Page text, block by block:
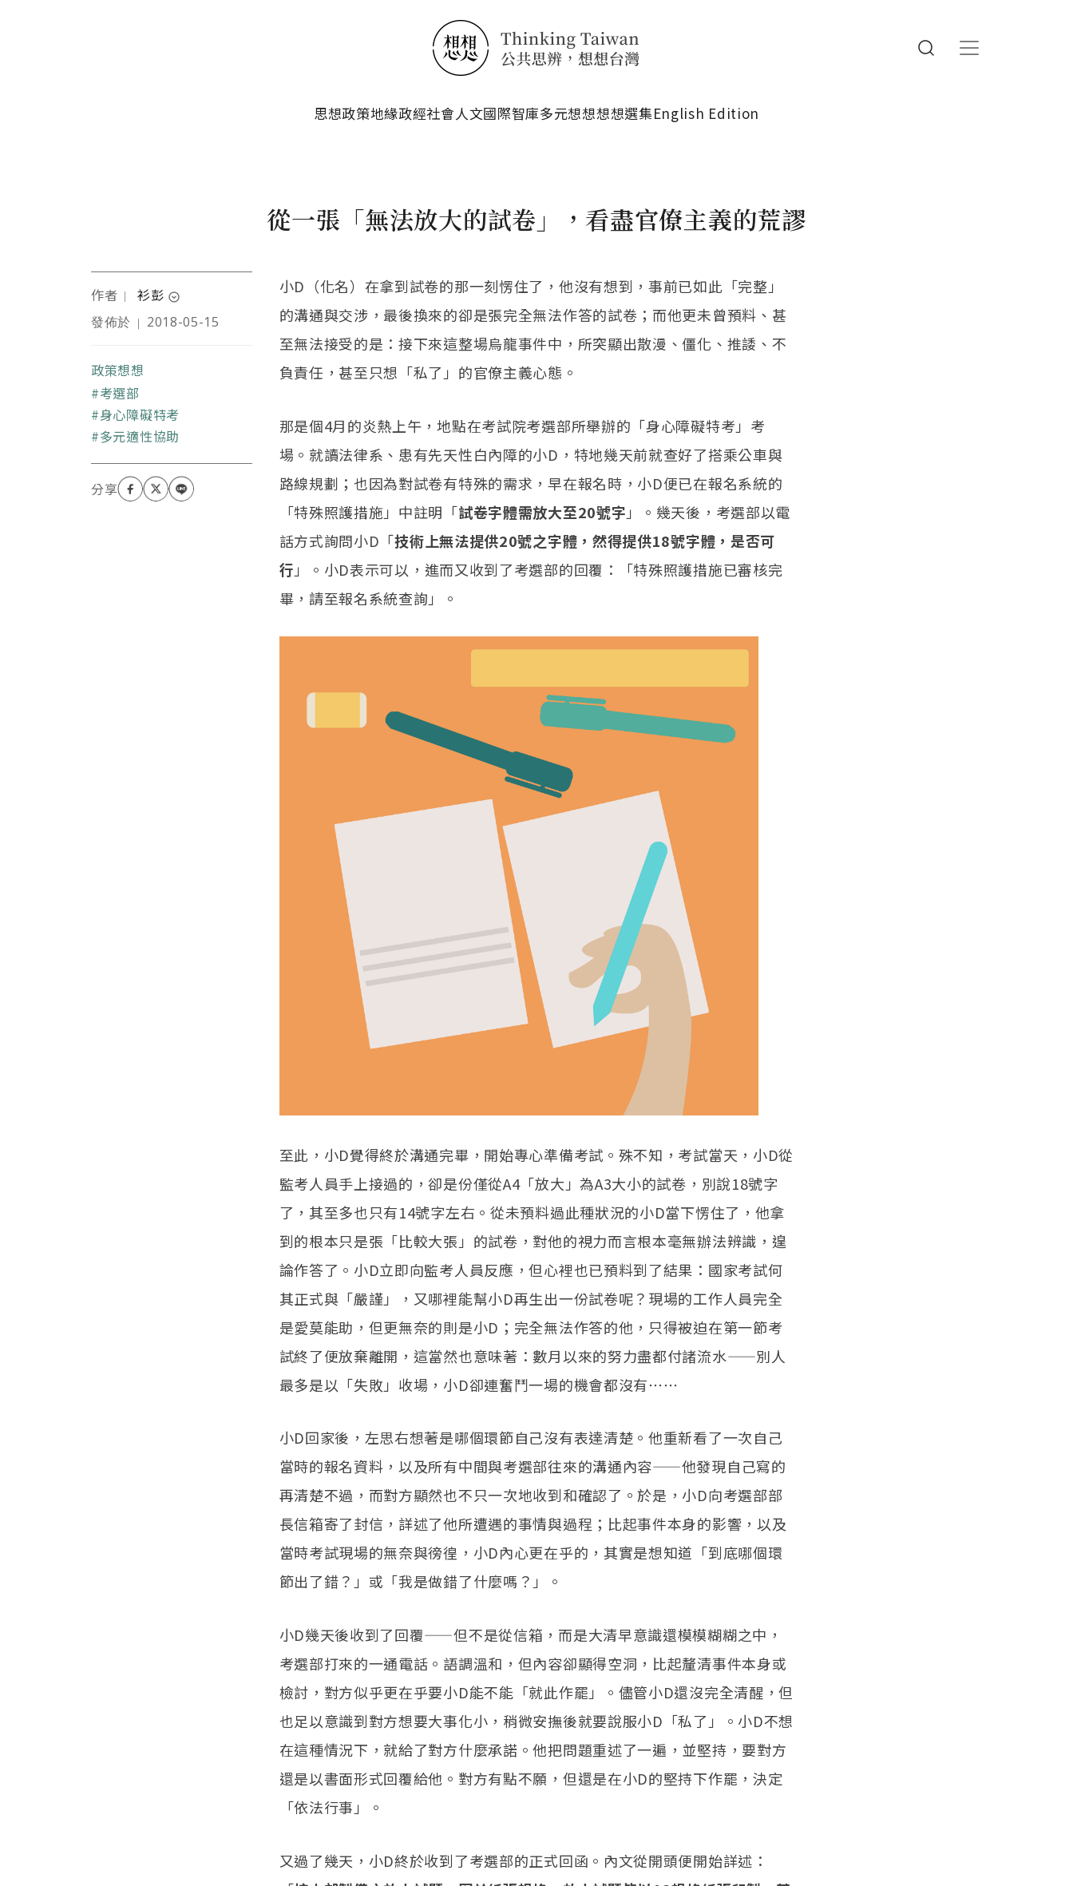
思想政策地緣政經社會人文國際智庫多元想想想想選集English Edition
從一張「無法放大的試卷」，看盡官僚主義的荒謬
作者 ｜ 衫彭 expand_circle_down
八年級生的崩世代、總被
座。不確定「哪裡人」的
定義是什麼，因此不確定
自己是哪裡人。在離島念
大學，然後返回首都讀研
究所。對書本與可樂成
寫小說的毅力進度遠勝寫
論文。在智庫擔任研究人
發佈於 ｜ 2018-05-15
政策想想
關鍵字
考選部
身心障礙特考
多元適性協助
小D（化名）在拿到試卷的那一刻愣住了，他沒有想到，事前已如此「完整」
的溝通與交涉，最後換來的卻是張完全無法作答的試卷；而他更未曾預料、甚
至無法接受的是：接下來這整場烏龍事件中，所突顯出散漫、僵化、推諉、不
負責任，甚至只想「私了」的官僚主義心態。
那是個4月的炎熱上午，地點在考試院考選部所舉辦的「身心障礙特考」考
場。就讀法律系、患有先天性白內障的小D，特地幾天前就查好了搭乘公車與
路線規劃；也因為對試卷有特殊的需求，早在報名時，小D便已在報名系統的
「特殊照護措施」中註明「試卷字體需放大至20號字 」。幾天後，考選部以電
話方式詢問小D「技術上無法提供20號之字體，然得提供18號字體，是否可
行 」。小D表示可以，進而又收到了考選部的回覆：「特殊照護措施已審核完
畢，請至報名系統查詢」。
至此，小D覺得終於溝通完畢，開始專心準備考試。殊不知，考試當天，小D從
監考人員手上接過的，卻是份僅從A4「放大」為A3大小的試卷，別說18號字
了，其至多也只有14號字左右。從未預料過此種狀況的小D當下愣住了，他拿
到的根本只是張「比較大張」的試卷，對他的視力而言根本毫無辦法辨識，遑
論作答了。小D立即向監考人員反應，但心裡也已預料到了結果：國家考試何
其正式與「嚴謹」，又哪裡能幫小D再生出一份試卷呢？現場的工作人員完全
是愛莫能助，但更無奈的則是小D；完全無法作答的他，只得被迫在第一節考
試終了便放棄離開，這當然也意味著：數月以來的努力盡都付諸流水——別人
最多是以「失敗」收場，小D卻連奮鬥一場的機會都沒有⋯⋯
小D回家後，左思右想著是哪個環節自己沒有表達清楚。他重新看了一次自己
當時的報名資料，以及所有中間與考選部往來的溝通內容——他發現自己寫的
再清楚不過，而對方顯然也不只一次地收到和確認了。於是，小D向考選部部
長信箱寄了封信，詳述了他所遭遇的事情與過程；比起事件本身的影響，以及
當時考試現場的無奈與徬徨，小D內心更在乎的，其實是想知道「到底哪個環
節出了錯？」或「我是做錯了什麼嗎？」。
小D幾天後收到了回覆——但不是從信箱，而是大清早意識還模模糊糊之中，
考選部打來的一通電話。語調溫和，但內容卻顯得空洞，比起釐清事件本身或
檢討，對方似乎更在乎要小D能不能「就此作罷」。儘管小D還沒完全清醒，但
也足以意識到對方想要大事化小，稍微安撫後就要說服小D「私了」。小D不想
在這種情況下，就給了對方什麼承諾。他把問題重述了一遍，並堅持，要對方
還是以書面形式回覆給他。對方有點不願，但還是在小D的堅持下作罷，決定
「依法行事」。
又過了幾天，小D終於收到了考選部的正式回函。內文從開頭便開始詳述：